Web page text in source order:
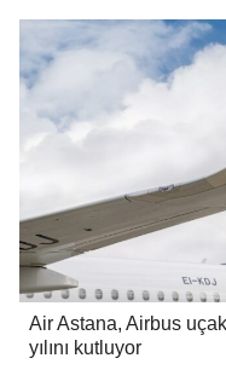
Air Astana, Airbus
yılını kutluyor